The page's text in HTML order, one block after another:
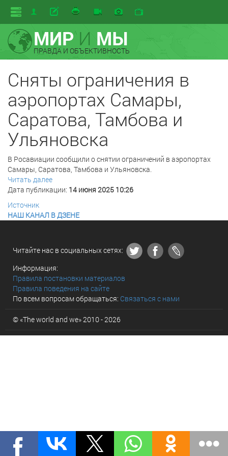
МИРИ МЫ
ПРАВДА И ОБЪЕКТИВНОСТЬ
Сняты ограничения в
аэропортах Самары,
Саратова, Тамбова и
Ульяновска
В Росавиации сообщили о снятии ограничений в аэропортах
Самары, Саратова, Тамбова и Ульяновска.
Читать далее
Дата публикации: 14 июня 2025 10:26
Источник
НАШ КАНАЛ В ДЗЕНЕ
Читайте нас в социальных сетях:
Информация:
Правила постановки материалов
Правила поведения на сайте
По всем вопросам обращаться: Связаться с нами
© «The world and we» 2010 - 2026